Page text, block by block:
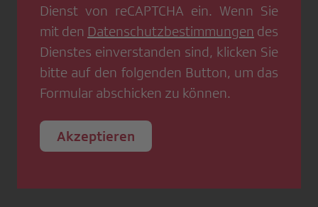
Dienst von reCAPTCHA ein. Wenn Sie
mit den Datenschutzbestimmungen des
Dienstes einverstanden sind, klicken Sie
bitte auf den folgenden Button, um das
Formular abschicken zu können.
Akzeptieren